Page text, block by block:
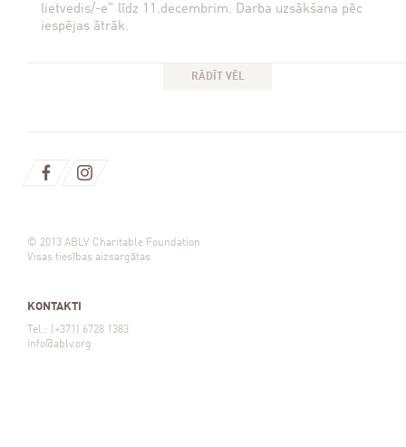
lietvedis/-e” līdz 11.decembrim. Darba uzsākšana pēc
iespējas ātrāk.
RĀDĪT VĒL
© 2013 ABLV Charitable Foundation
Visas tiesības aizsargātas
KONTAKTI
Tel.: (+371) 6728 1383
info@ablv.org